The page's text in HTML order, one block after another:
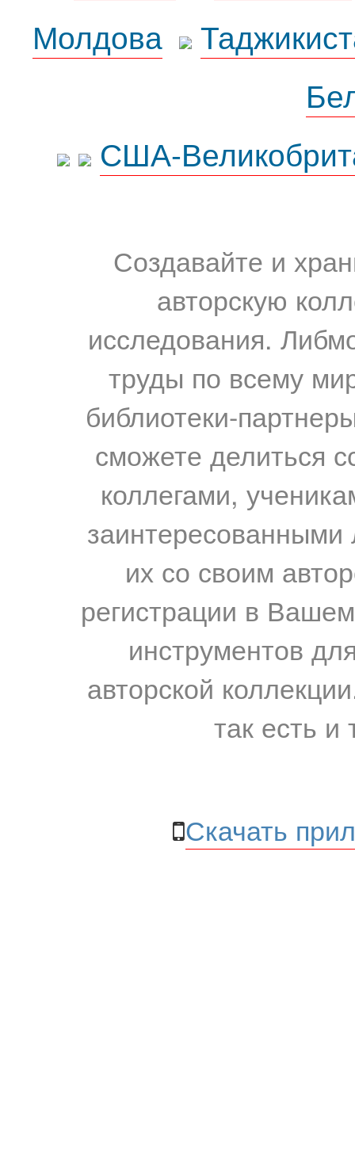
Молдова
США-
Создавайте и
авторскую
исследования.
труды по всему
библиотеки-
сможете делиться
коллегами,
их со своим
регистрации в
инструментов
авторской
так есть и
Скачать